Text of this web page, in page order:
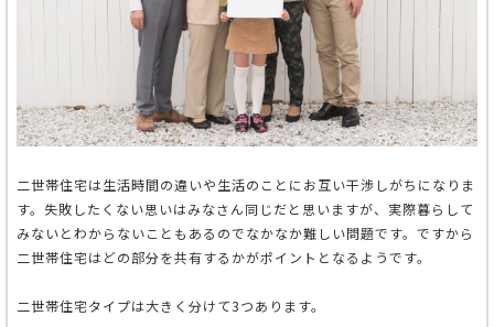
二世帯住宅は生活時間の違いや生活のことにお互い干渉しがちになりま
す。失敗したくない思いはみなさん同じだと思いますが、実際暮らして
みないとわからないこともあるのでなかなか難しい問題です。ですから
二世帯住宅はどの部分を共有するかがポイントとなるようです。
二世帯住宅タイプは大きく分けて3つあります。